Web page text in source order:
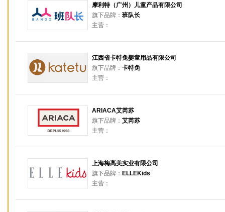
摩利特（广州）儿童产品有限公司
旗下品牌： 班队长
主营：
江西省卡特兔婴童用品有限公司
旗下品牌： 卡特免
主营：
ARIACA艾芮苏
旗下品牌： 艾芮苏
主营：
上海梅高美实业有限公司
旗下品牌： ELLEKids
主营：